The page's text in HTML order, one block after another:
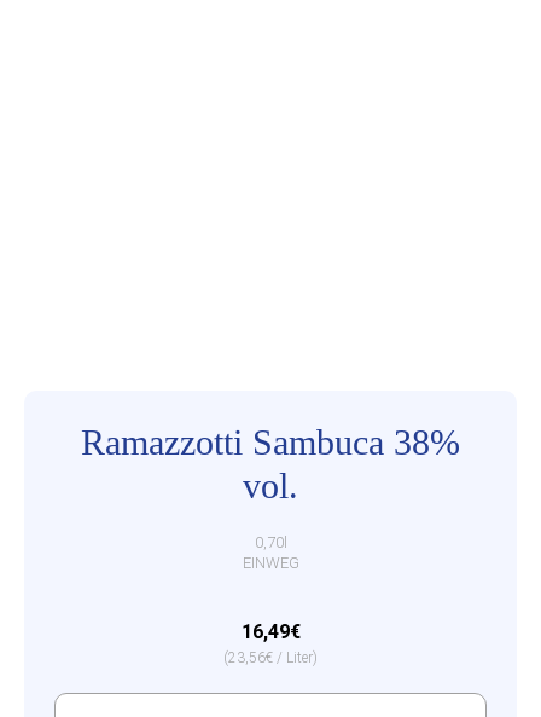
Ramazzotti Sambuca 38%
vol.
0,70l
EINWEG
16,49€
(23,56€ / Liter)